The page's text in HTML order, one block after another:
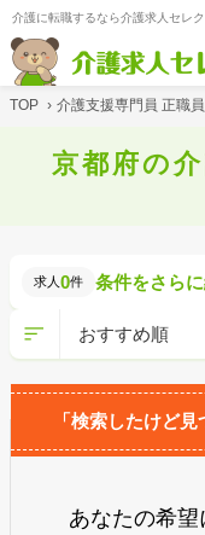
介護に転職するなら介護求人セレク
TOP › 介護支援専門員 正職員
京都府の
求人 0件 条件をさら
「検索したけど
あなたの希望